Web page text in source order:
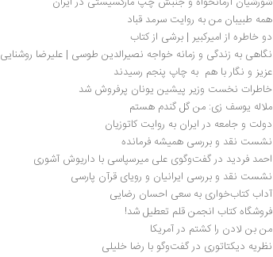
همه طبیبان من به روایت سرمد قباد
دو خاطره از امیرکبیر | برشی از کتاب
نگاهی به زندگی و زمانه خواجه نصیرالدین طوسی | علیرضا روشنایی
عزیز و نگار با هم  به چاپ پنجم رسیدند
خاطرات نخست وزیر پیشین یونان پرفروش شد
ملاله یوسف زی: من گل گندم هستم
دولت و جامعه در ایران به روایت کاتوزیان
نشست نقد و بررسی همیشه فرمانده
احمد فردید در گفت‌وگوی علی میرسپاسی با داریوش آشوری
نشست نقد و بررسی ایرانیان و رویای قرآن پارسی
آداب کتاب‌خواری به سعی احسان رضایی
فروشگاه کتاب انجمن قلم تعطیل شد!
من بن لادن را کشتم در آمریکا
نظریه دیکتاتوری در گفت‌وگو با رضا خلیلی